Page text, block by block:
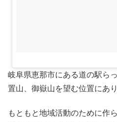
岐阜県恵那市にある道の駅ら
置山、御嶽山を望む位置にあり
もともと地域活動のために作